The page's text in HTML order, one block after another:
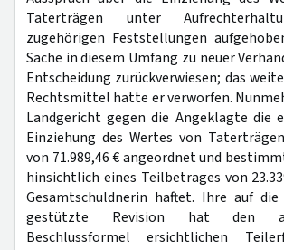
Taterträgen unter
zugehörigen Feststellungen
Sache in diesem Umfang zu neuer
Entscheidung zurückverwiesen; das
Rechtsmittel hatte er verworfen.
Landgericht gegen die Angeklagte die
Einziehung des Wertes von
von 71.989,46 € angeordnet und
hinsichtlich eines Teilbetrages von
Gesamtschuldnerin haftet. Ihre auf die
gestützte Revision hat den
Beschlussformel ersichtlichen